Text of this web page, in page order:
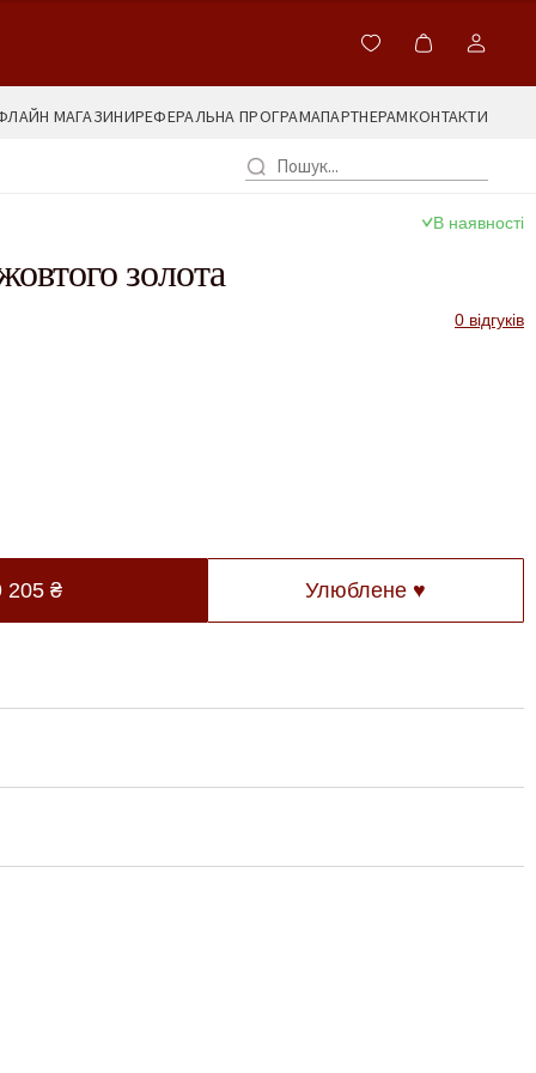
МАГАЗИНИРЕФЕРАЛЬНА ПРОГРАМАПАРТНЕРАМКОНТАКТИ
В наявності
золота
0 відгуків
205₴ Улюблене ♥